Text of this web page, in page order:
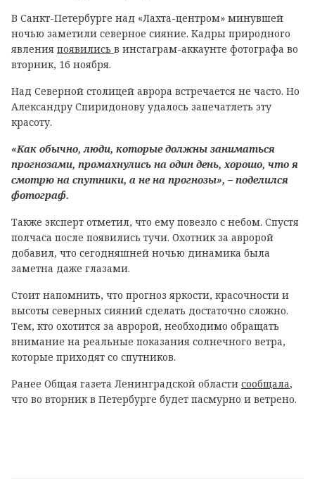
В Санкт-Петербурге над «Лахта-центром» минувшей
ночью заметили северное сияние. Кадры природного
явления появились в инстаграм-аккаунте фотографа во
вторник, 16 ноября.
Над Северной столицей аврора встречается не часто. Но
Александру Спиридонову удалось запечатлеть эту
красоту.
«Как обычно, люди, которые должны заниматься
прогнозами, промахнулись на один день, хорошо, что я
смотрю на спутники, а не на прогнозы», – поделился
фотограф.
Также эксперт отметил, что ему повезло с небом. Спустя
полчаса после появились тучи. Охотник за авророй
добавил, что сегодняшней ночью динамика была
заметна даже глазами.
Стоит напомнить, что прогноз яркости, красочности и
высоты северных сияний сделать достаточно сложно.
Тем, кто охотится за авророй, необходимо обращать
внимание на реальные показания солнечного ветра,
которые приходят со спутников.
Ранее Общая газета Ленинградской области сообщала,
что во вторник в Петербурге будет пасмурно и ветрено.